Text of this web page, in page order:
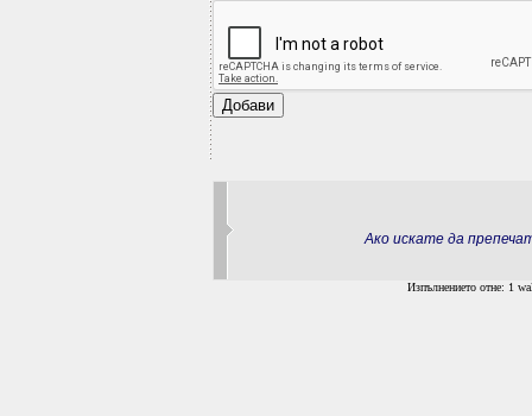
Ако искате да
Изпълнението отне: 1